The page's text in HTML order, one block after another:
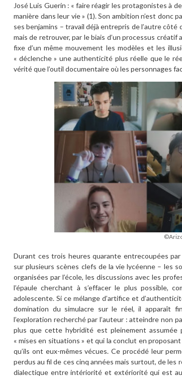
José Luis Guerin : « faire réagir les protagonistes à
manière dans leur vie » (1). Son ambition n’est donc
ses benjamins – travail déjà entrepris de l’autre côté
mais de retrouver, par le biais d’un processus
fixe d’un même mouvement les modèles et les
« déclenche » une authenticité plus réelle que le
vérité que l’outil documentaire où les personnages
Durant ces trois heures quarante entrecoupées
sur plusieurs scènes clefs de la vie lycéenne – les
organisées par l’école, les discussions avec les
l’épaule cherchant à s’effacer le plus possible,
adolescente. Si ce mélange d’artifice et
domination du simulacre sur le réel, il apparaît
l’exploration recherché par l’auteur : atteindre non
plus que cette hybridité est pleinement assumée
« mises en situations » et qui la conclut en
qu’ils ont eux-mêmes vécues. Ce procédé leur
perdus au fil de ces cinq années mais surtout, de
dialectique entre intériorité et extériorité qui est